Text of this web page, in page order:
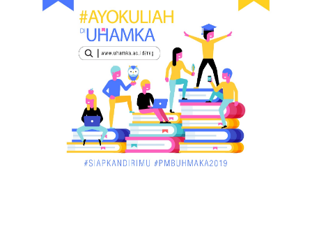
KALBAR
Orangutan Masuk ke Asrama Mahasiswi STAI Al-
Haudl Ketapang ....
March 02, 2018
KALBAR
Menelisik Pemadam Kebakaran Swasta di
Pontianak, Bukti ...
March 02, 2018
KALBAR